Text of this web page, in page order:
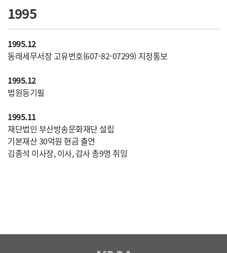
1995
1995.12
동래세무서장 고유번호(607-82-07299) 지정통보
1995.12
법원등기필
1995.11
재단법인 부산방송문화재단 설립
기본재산 30억원 현금 출연
김종석 이사장, 이사, 감사 총9명 취임